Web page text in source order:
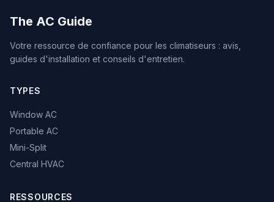
The AC Guide
Votre ressource de confiance pour les climatiseurs : avis,
guides d'installation et conseils d'entretien.
TYPES
Window AC
Portable AC
Mini-Split
Central HVAC
RESSOURCES